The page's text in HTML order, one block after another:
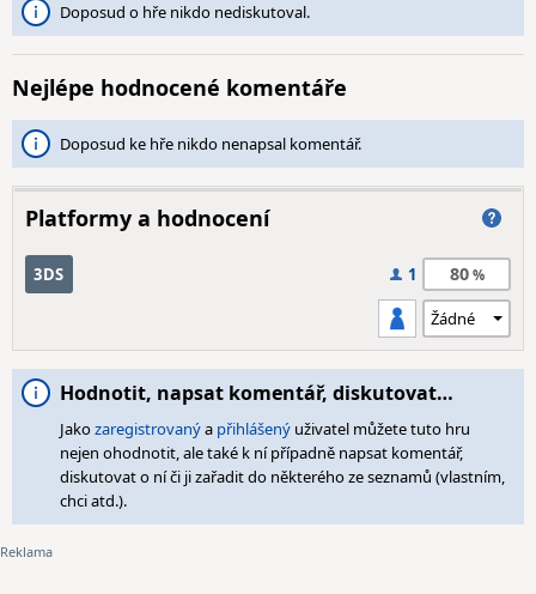
Doposud o hře nikdo nediskutoval.
Nejlépe hodnocené komentáře
Doposud ke hře nikdo nenapsal komentář.
Platformy a hodnocení
3DS 1 80
Hodnotit, napsat komentář, diskutovat…
Jakozaregistrovanýa přihlášený uživatel můžete tuto hru
nejen ohodnotit, ale také k ní případně napsat komentář,
diskutovat o ní či ji zařadit do některého ze seznamů (vlastním,
chci atd.).